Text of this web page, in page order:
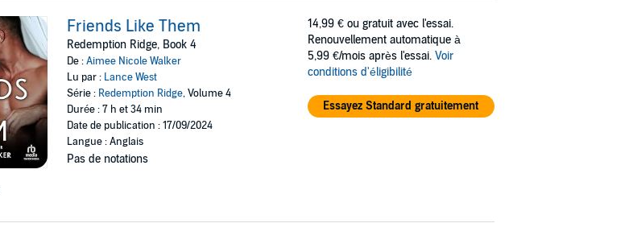
Friends Like Them
Redemption Ridge, Book 4
De :Aimee Nicole Walker
Lu par : Lance West
Série : Redemption Ridge, Volume 4
Durée : 7 h et 34 min
Date de publication : 17/09/2024
Langue : Anglais
Pas de notations
14,99 € ou gratuit avec l'essai.
Renouvellement automatique à
5,99 €/mois après l'essai. Voir
conditions d'éligibilité
Essayez Standard gratuitement